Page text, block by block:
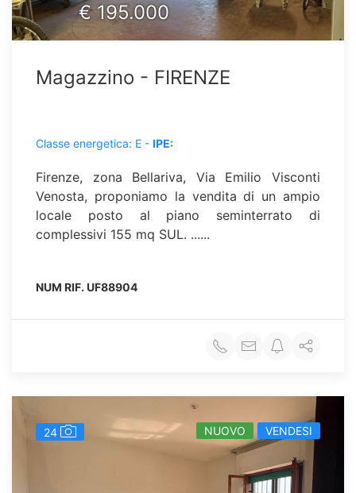
€195.000
Magazzino - FIRENZE
Classe energetica: E - IPE:
Firenze, zona Bellariva, Via Emilio Visconti
Venosta, proponiamo la vendita di un ampio
locale posto al piano seminterrato di
complessivi 155 mq SUL. ......
NUM RIF. UF88904
24 NUOVO VENDESI